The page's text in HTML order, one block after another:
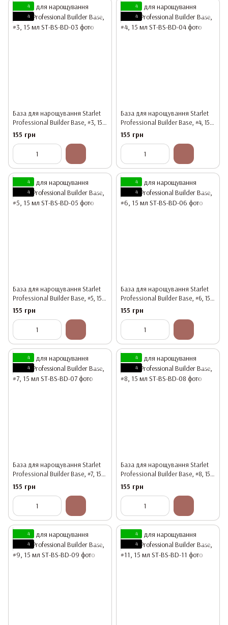
4
4
База для нарощування Starlet
Professional Builder Base, #3, 15
мл
155 грн
4
4
База для нарощування Starlet
Professional Builder Base, #4, 15
мл
155 грн
4
4
База для нарощування Starlet
Professional Builder Base, #5, 15
мл
155 грн
4
4
База для нарощування Starlet
Professional Builder Base, #6, 15
мл
155 грн
4
4
База для нарощування Starlet
Professional Builder Base, #7, 15
мл
155 грн
4
4
База для нарощування Starlet
Professional Builder Base, #8, 15
мл
155 грн
4
4
4
4